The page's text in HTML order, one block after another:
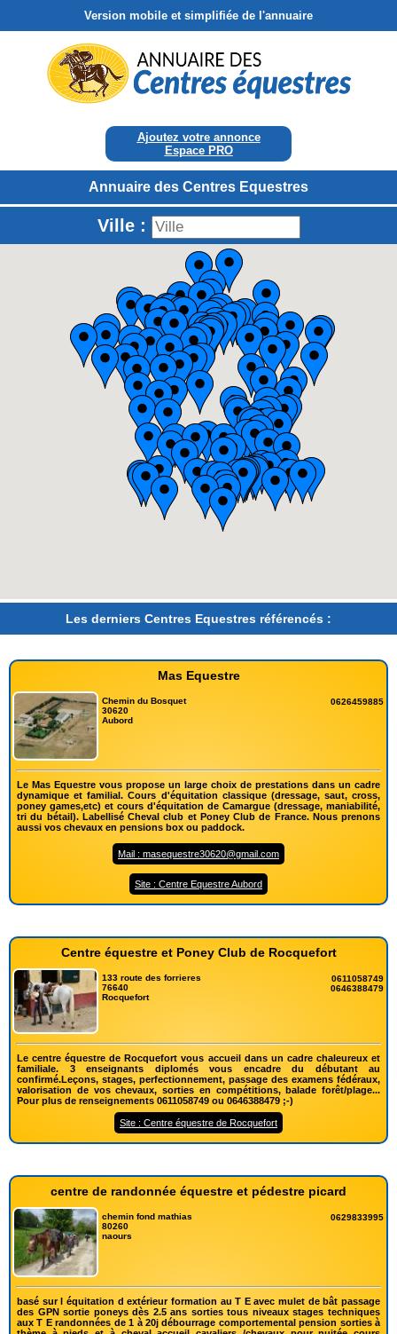
Version mobile et simplifiée de l'annuaire
Ajoutez votre annonce
Espace PRO
Annuaire des Centres Equestres
Ville :
Les derniers Centres Equestres référencés :
Mas Equestre
Chemin du Bosquet
30620
Aubord
0626459885
Le Mas Equestre vous propose un large choix de prestations dans un cadre
dynamique et familial. Cours d'équitation classique (dressage, saut, cross,
poney games,etc) et cours d'équitation de Camargue (dressage, maniabilité,
tri du bétail). Labellisé Cheval club et Poney Club de France. Nous prenons
aussi vos chevaux en pensions box ou paddock.
Mail : masequestre30620@gmail.com
Site : Centre Equestre Aubord
Centre équestre et Poney Club de Rocquefort
133 route des forrieres
76640
Rocquefort
0611058749
0646388479
Le centre équestre de Rocquefort vous accueil dans un cadre chaleureux et
familiale. 3 enseignants diplomés vous encadre du débutant au
confirmé.Leçons, stages, perfectionnement, passage des examens fédéraux,
valorisation de vos chevaux, sorties en compétitions, balade forêt/plage...
Pour plus de renseignements 0611058749 ou 0646388479 ;-)
Site : Centre équestre de Rocquefort
centre de randonnée équestre et pédestre picard
chemin fond mathias
80260
naours
0629833995
basé sur l équitation d extérieur formation au T E avec mulet de bât passage
des GPN sortie poneys dès 2.5 ans sorties tous niveaux stages techniques
aux T E randonnées de 1 à 20j débourrage comportemental pension sorties à